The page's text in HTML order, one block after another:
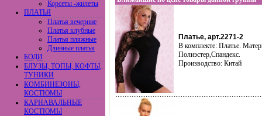
Корсеты -жилеты
ПЛАТЬЯ
Платья вечерние
Платья клубные
Платья пляжные
Длинные платья
БОДИ
БЛУЗЫ, ТОПЫ, КОФТЫ,
ТУНИКИ
КОМБИНЕЗОНЫ,
КОСТЮМЫ
КАРНАВАЛЬНЫЕ
КОСТЮМЫ
Платье, арт.2271-2
В комплекте: Платье.
Полиэстер,Спандекс.
Производство: Китай